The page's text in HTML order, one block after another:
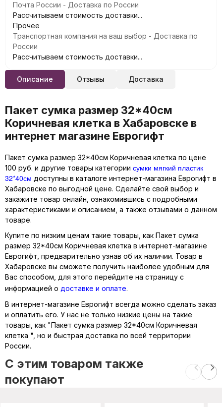
Почта России - Доставка по России
Рассчитываем стоимость доставки...
Прочее
Транспортная компания на ваш выбор - Доставка по
России
Рассчитываем стоимость доставки...
Описание Отзывы Доставка
Пакет сумка размер 32*40см
Коричневая клетка в Хабаровске в
интернет магазине Еврогифт
Пакет сумка размер 32*40см Коричневая клетка по цене
100 руб. и другие товары категории сумки мягкий пластик
32*40см доступны в каталоге интернет-магазина Еврогифт в
Хабаровске по выгодной цене. Сделайте свой выбор и
закажите товар онлайн, ознакомившись с подробными
характеристиками и описанием, а также отзывами о данном
товаре.
Купите по низким ценам такие товары, как Пакет сумка
размер 32*40см Коричневая клетка в интернет-магазине
Еврогифт, предварительно узнав об их наличии. Товар в
Хабаровске вы сможете получить наиболее удобным для
Вас способом, для этого перейдите на страницу с
информацией о доставке и оплате.
В интернет-магазине Еврогифт всегда можно сделать заказ
и оплатить его. У нас не только низкие цены на такие
товары, как "Пакет сумка размер 32*40см Коричневая
клетка ", но и быстрая доставка по всей территории
России.
C этим товаром также
покупают